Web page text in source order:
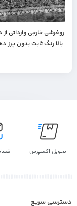
روفرشی خارجی وارداتی
بالا رنگ ثابت بدون
ترمز دار | روفرشی
عرضه مستقیم کالا از دبی
دبی | محصولات اصل |
اورجینال | روفرشی
| هدیه تولد |
تحویل اکسپرس
دسترسی سریع